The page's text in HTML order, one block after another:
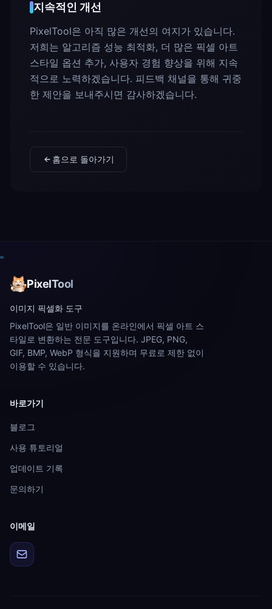
지속적인 개선
PixelTool은 아직 많은 개선의 여지가 있습니다.
저희는 알고리즘 성능 최적화, 더 많은 픽셀 아트
스타일 옵션 추가, 사용자 경험 향상을 위해 지속
적으로 노력하겠습니다. 피드백 채널을 통해 귀중
한 제안을 보내주시면 감사하겠습니다.
홈으로 돌아가기
PixelTool
이미지 픽셀화 도구
PixelTool은 일반 이미지를 온라인에서 픽셀 아트 스
타일로 변환하는 전문 도구입니다. JPEG, PNG,
GIF, BMP, WebP 형식을 지원하며 무료로 제한 없이
이용할 수 있습니다.
바로가기
블로그
사용 튜토리얼
업데이트 기록
문의하기
이메일